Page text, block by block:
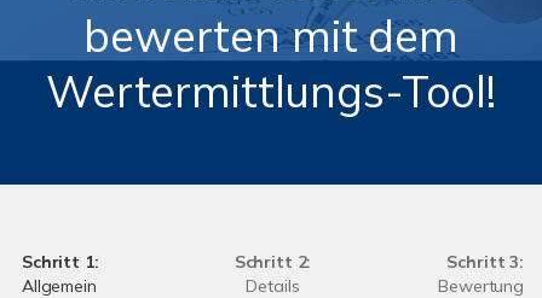
bewerten mit dem
Wertermittlungs-Tool!
Schritt 1:
Allgemein
Schritt 2:
Details
Schritt 3:
Bewertung